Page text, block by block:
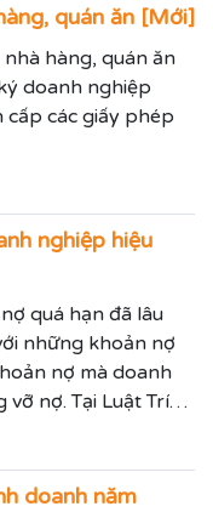
quán ăn [Mới]
hàng, quán ăn
doanh nghiệp
các giấy phép
nghiệp hiệu
quá hạn đã lâu
những khoản nợ
nợ mà doanh
nợ. Tại Luật Trí
đảm bảo sẽ giúp
ra.
doanh năm